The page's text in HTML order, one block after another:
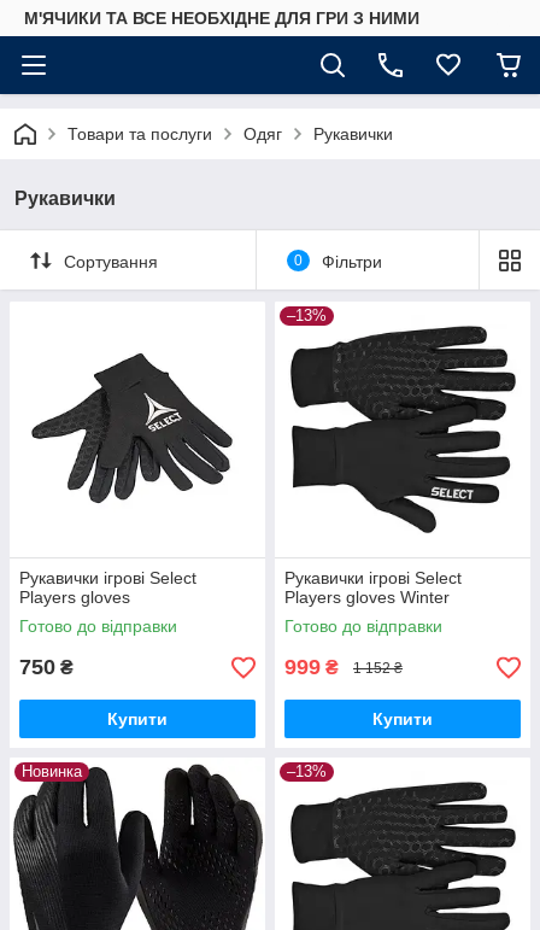
М'ЯЧИКИ ТА ВСЕ НЕОБХІДНЕ ДЛЯ ГРИ З НИМИ
Товари та послуги Одяг Рукавички
Рукавички
Сортування 0 Фільтри
Рукавички ігрові Select
Players gloves
Готово до відправки
750 ₴
Купити
–13%
Рукавички ігрові Select
Players gloves Winter
Готово до відправки
999 ₴ 1 152 ₴
Купити
Новинка –13%